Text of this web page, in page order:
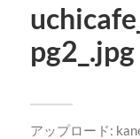
pg2_.jpg
アップロード: